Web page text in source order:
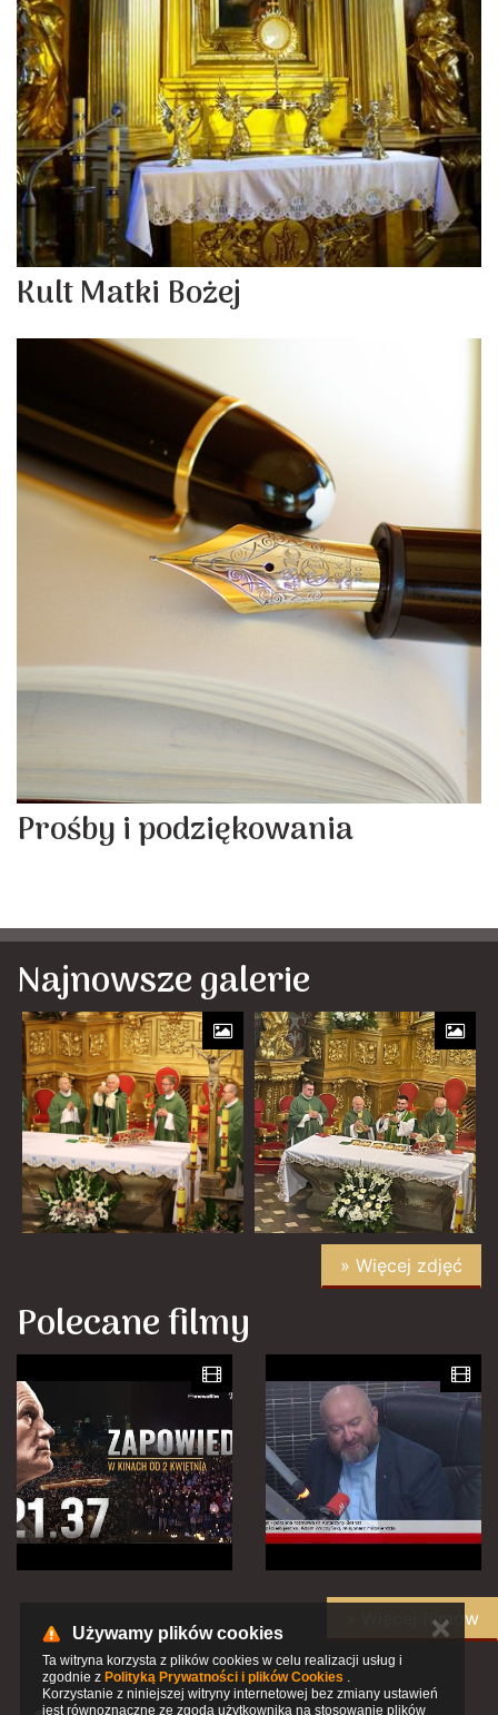
Kult Matki Bożej
Prośby i podziękowania
Najnowsze galerie
» Więcej zdjęć
Polecane filmy
» Więcej filmów
Używamy plików cookies
Ta witryna korzysta z plików cookies w celu realizacji usług i
zgodnie z Polityką Prywatności i plików Cookies .
Korzystanie z niniejszej witryny internetowej bez zmiany ustawień
jest równoznaczne ze zgodą użytkownika na stosowanie plików
✕